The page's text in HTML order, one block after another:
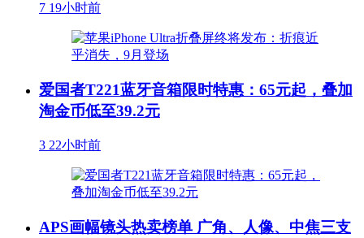
7 19小时前
爱国者T221蓝牙音箱限时特惠：65元起，叠加
淘金币低至39.2元
3 22小时前
APS画幅镜头热卖榜单 广角、人像、中焦三支